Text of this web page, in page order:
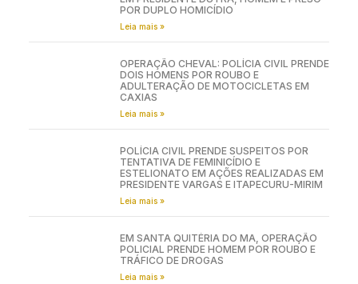
POR DUPLO HOMICÍDIO
Leia mais »
OPERAÇÃO CHEVAL: POLÍCIA CIVIL PRENDE
DOIS HOMENS POR ROUBO E
ADULTERAÇÃO DE MOTOCICLETAS EM
CAXIAS
Leia mais »
POLÍCIA CIVIL PRENDE SUSPEITOS POR
TENTATIVA DE FEMINICÍDIO E
ESTELIONATO EM AÇÕES REALIZADAS EM
PRESIDENTE VARGAS E ITAPECURU-MIRIM
Leia mais »
EM SANTA QUITÉRIA DO MA, OPERAÇÃO
POLICIAL PRENDE HOMEM POR ROUBO E
TRÁFICO DE DROGAS
Leia mais »